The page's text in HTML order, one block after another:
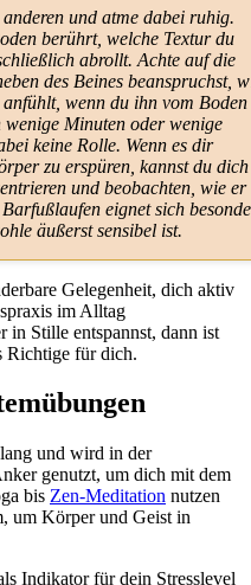
und atme dabei ruhig.
berührt, welche Textur du
abrollt. Achte auf die
des Beines beanspruchst,
wenn du ihn vom Boden
Minuten oder wenige
keine Rolle. Wenn es dir
zu erspüren, kannst du dich
und beobachten, wie er
eignet sich
äußerst sensibel ist.
Gelegenheit, dich aktiv
im Alltag
in Stille entspannst, dann ist
Richtige für dich.
und wird in der
genutzt, um dich mit dem
bis Zen-Meditation nutzen
um Körper und Geist in
Indikator für dein Stresslevel